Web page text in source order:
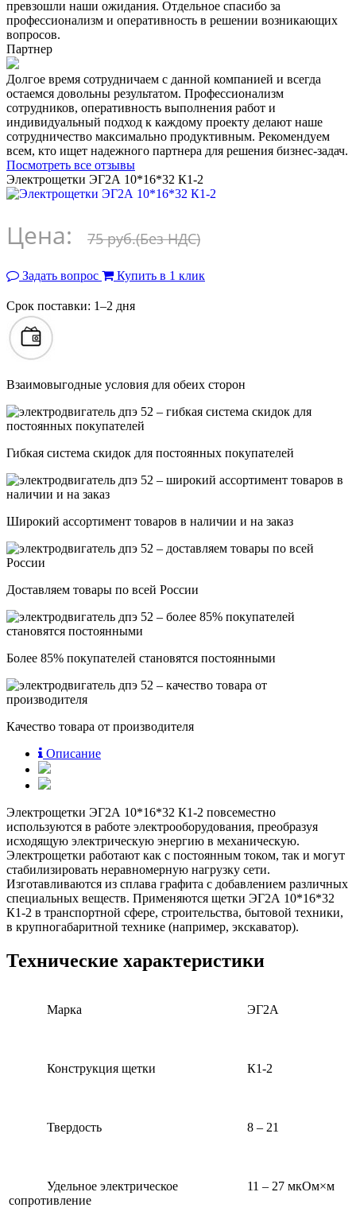
превзошли наши ожидания. Отдельное спасибо за
профессионализм и оперативность в решении возникающих
вопросов.
Партнер
Долгое время сотрудничаем с данной компанией и всегда
остаемся довольны результатом. Профессионализм
сотрудников, оперативность выполнения работ и
индивидуальный подход к каждому проекту делают наше
сотрудничество максимально продуктивным. Рекомендуем
всем, кто ищет надежного партнера для решения бизнес-задач.
Посмотреть все отзывы
Электрощетки ЭГ2А 10*16*32 К1-2
Цена: 75 руб.(Без НДС)
Задать вопрос Купить в 1 клик
Срок поставки: 1–2 дня
Взаимовыгодные условия для обеих сторон
Гибкая система скидок для постоянных покупателей
Широкий ассортимент товаров в наличии и на заказ
Доставляем товары по всей России
Более 85% покупателей становятся постоянными
Качество товара от производителя
Описание
Электрощетки ЭГ2А 10*16*32 К1-2 повсеместно
используются в работе электрооборудования, преобразуя
исходящую электрическую энергию в механическую.
Электрощетки работают как с постоянным током, так и могут
стабилизировать неравномерную нагрузку сети.
Изготавливаются из сплава графита с добавлением различных
специальных веществ. Применяются щетки ЭГ2А 10*16*32
К1-2 в транспортной сфере, строительства, бытовой техники,
в крупногабаритной технике (например, экскаватор).
Технические характеристики
Марка ЭГ2А
Конструкция щетки К1-2
Твердость 8 – 21
Удельное электрическое
сопротивление
11 – 27 мкОм×м